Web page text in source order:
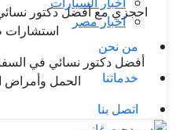
اخبار مصر
من نحن
خدماتنا
اتصل بنا
احجزي مع أفضل دكتور
استشارات
أفضل دكتور نسائي في
الحمل وأمراض